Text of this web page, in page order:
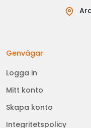
Genvägar
Logga in
Mitt konto
Skapa konto
Integritetspolicy